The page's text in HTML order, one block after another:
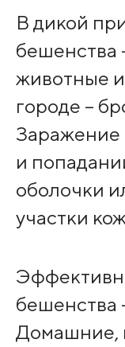
В дикой
бешенства
животные
городе –
Заражение
и
оболочки
участки
бешенства
Домашние,